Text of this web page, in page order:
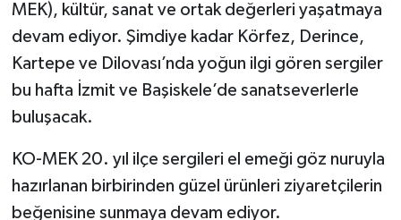
MEK), kültür, sanat ve ortak değerleri yaşatmaya
devam ediyor. Şimdiye kadar Körfez, Derince,
Kartepe ve Dilovası’nda yoğun ilgi gören sergiler
bu hafta İzmit ve Başiskele’de sanatseverlerle
buluşacak.
KO-MEK 20. yıl ilçe sergileri el emeği göz nuruyla
hazırlanan birbirinden güzel ürünleri ziyaretçilerin
beğenisine sunmaya devam ediyor.